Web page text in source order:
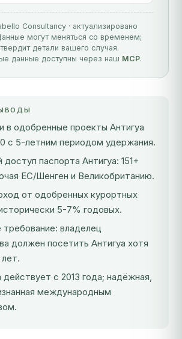
Consultancy · актуализировано
могут меняться со временем;
детали вашего случая.
данные доступны через наш MCP.
в одобренные проекты Антигуа
с 5-летним периодом удержания.
доступ паспорта Антигуа: 151+
ЕС/Шенген и Великобританию.
от одобренных курортных
5-7% годовых.
требование: владелец
должен посетить Антигуа хотя
с 2013 года; надёжная,
международным